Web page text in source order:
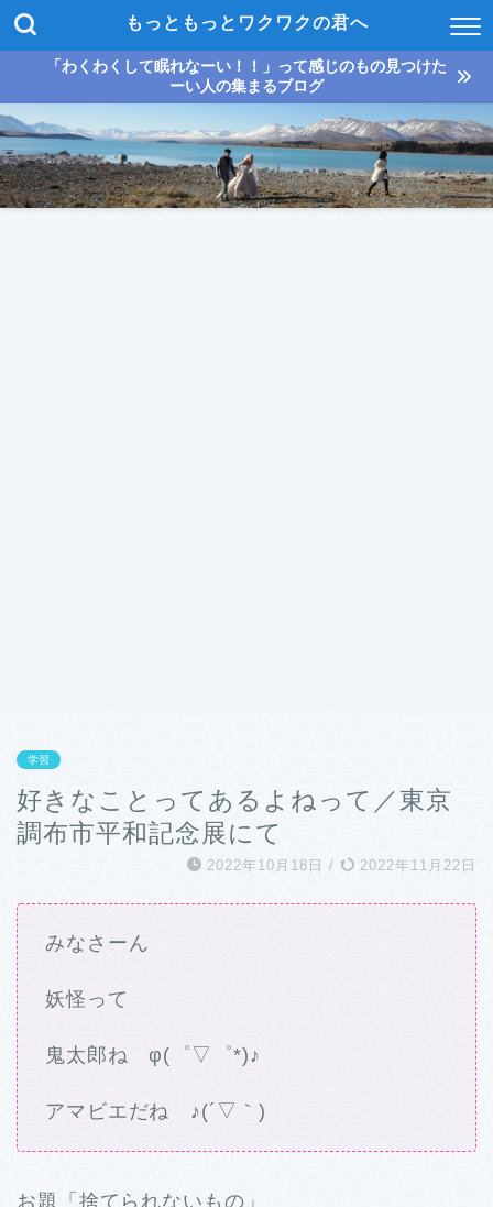
もっともっとワクワクの君へ
「わくわくして眠れなーい！！」って感じのもの見つけた
ーい人の集まるブログ
学習
好きなことってあるよねって／東京
調布市平和記念展にて
2022年10月18日 / 2022年11月22日
みなさーん
妖怪って
鬼太郎ね φ(゜▽゜*)♪
アマビエだね ♪(´▽｀)
お題「捨てられないもの」